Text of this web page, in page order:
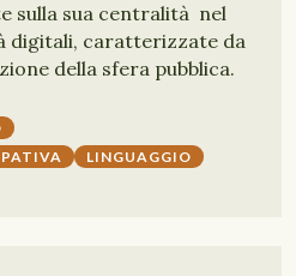
sulla sua centralità nel
digitali, caratterizzate da
della sfera pubblica.
LINGUAGGIO